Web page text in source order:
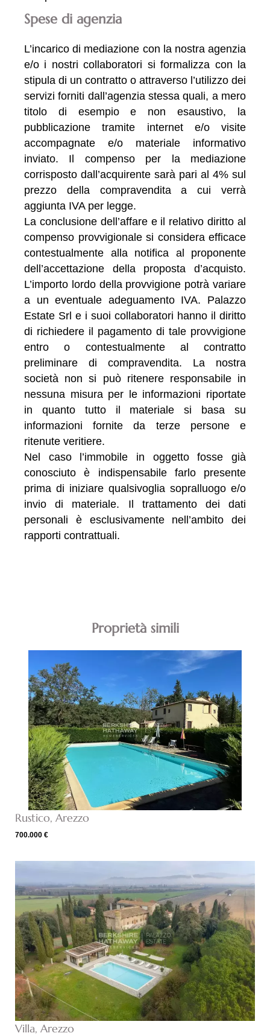
Spese di agenzia
L’incarico di mediazione con la nostra agenzia
e/o i nostri collaboratori si formalizza con la
stipula di un contratto o attraverso l’utilizzo dei
servizi forniti dall’agenzia stessa quali, a mero
titolo di esempio e non esaustivo, la
pubblicazione tramite internet e/o visite
accompagnate e/o materiale informativo
inviato. Il compenso per la mediazione
corrisposto dall’acquirente sarà pari al 4% sul
prezzo della compravendita a cui verrà
aggiunta IVA per legge.
La conclusione dell’affare e il relativo diritto al
compenso provvigionale si considera efficace
contestualmente alla notifica al proponente
dell’accettazione della proposta d’acquisto.
L’importo lordo della provvigione potrà variare
a un eventuale adeguamento IVA. Palazzo
Estate Srl e i suoi collaboratori hanno il diritto
di richiedere il pagamento di tale provvigione
entro o contestualmente al contratto
preliminare di compravendita. La nostra
società non si può ritenere responsabile in
nessuna misura per le informazioni riportate
in quanto tutto il materiale si basa su
informazioni fornite da terze persone e
ritenute veritiere.
Nel caso l’immobile in oggetto fosse già
conosciuto è indispensabile farlo presente
prima di iniziare qualsivoglia sopralluogo e/o
invio di materiale. Il trattamento dei dati
personali è esclusivamente nell’ambito dei
rapporti contrattuali.
Proprietà simili
Rustico, Arezzo
700.000 €
Villa, Arezzo